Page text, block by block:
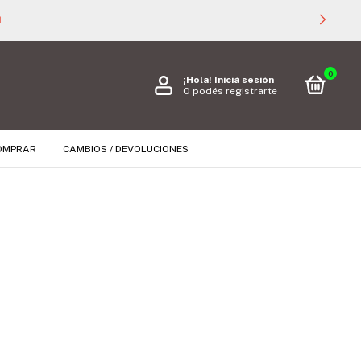
¡Hola! Iniciá sesión
O podés registrarte
0
CAMBIOS / DEVOLUCIONES